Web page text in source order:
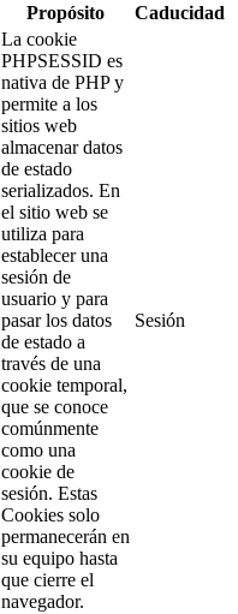
Propósito Caducidad
La cookie
PHPSESSID es
nativa de PHP y
permite a los
sitios web
almacenar datos
de estado
serializados. En
el sitio web se
utiliza para
establecer una
sesión de
usuario y para
pasar los datos
de estado a
través de una
cookie temporal,
que se conoce
comúnmente
como una
cookie de
sesión. Estas
Cookies solo
permanecerán en
su equipo hasta
que cierre el
navegador.
Sesión